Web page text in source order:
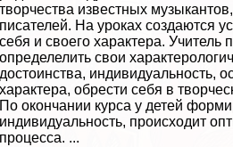
творчества известных
писателей. На уроках создаются
себя и своего хаpaктера. Учитель
определелить свои
достоинства, индивидуальность,
хаpaктера, обрести себя в
По окончании курса у детей
индивидуальность, происходит
процесса. ...